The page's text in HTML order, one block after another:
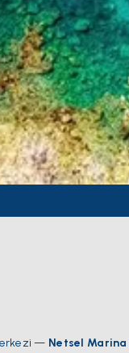
— Netsel Marina